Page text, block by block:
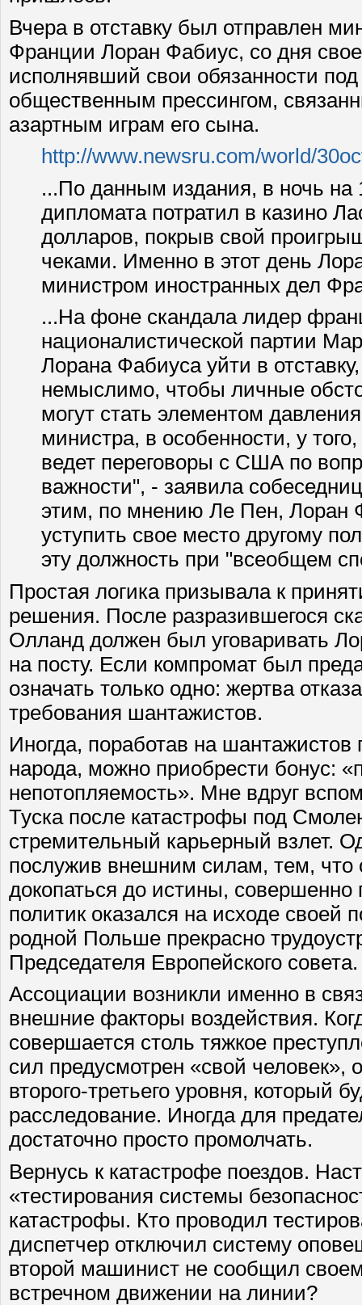
Вчера в отставку был отправлен
Франции Лоран Фабиус, со дня
исполнявший свои обязанности
общественным прессингом,
азартным играм его сына.
http://www.newsru.com/world/
...По данным издания, в ночь на
дипломата потратил в казино
долларов, покрыв свой
чеками. Именно в этот день
министром иностранных дел
...На фоне скандала лидер
националистической партии
Лорана Фабиуса уйти в
немыслимо, чтобы личные
могут стать элементом
министра, в особенности, у
ведет переговоры с США по
важности", - заявила
этим, по мнению Ле Пен, Лоран
уступить свое место другому
эту должность при "всеобщем
Простая логика призывала к
решения. После разразившегося
Олланд должен был уговаривать
на посту. Если компромат был
означать только одно: жертва
требования шантажистов.
Иногда, поработав на шантажистов
народа, можно приобрести бонус:
непотопляемость». Мне вдруг
Туска после катастрофы под
стремительный карьерный взлет.
послужив внешним силам, тем, что
докопаться до истины, совершенно
политик оказался на исходе своей
родной Польше прекрасно
Председателя Европейского совета.
Ассоциации возникли именно в
внешние факторы воздействия.
совершается столь тяжкое
сил предусмотрен «свой человек»,
второго-третьего уровня, который
расследование. Иногда для
достаточно просто промолчать.
Вернусь к катастрофе поездов.
«тестирования системы
катастрофы. Кто проводил
диспетчер отключил систему
второй машинист не сообщил
встречном движении на линии?